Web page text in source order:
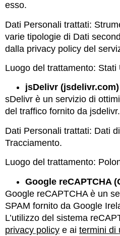
esso.
Dati Personali trattati:
varie tipologie di Dati
dalla privacy policy del
Luogo del trattamento: Stati
jsDelivr (jsdelivr.com)
sDelivr è un servizio di
del traffico fornito da
Dati Personali trattati: Dati
Tracciamento.
Luogo del trattamento:
Google reCAPTCHA
Google reCAPTCHA è un
SPAM fornito da Google
L’utilizzo del sistema
privacy policy e ai termini di